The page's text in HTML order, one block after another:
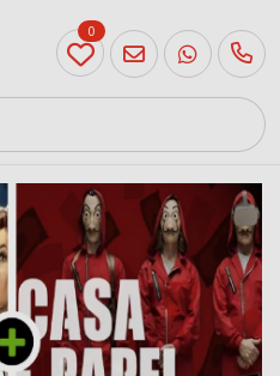
073
614
89 72
0